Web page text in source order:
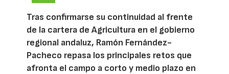
Tras confirmarse su continuidad al frente
de la cartera de Agricultura en el gobierno
regional andaluz, Ramón Fernández-
Pacheco repasa los principales retos que
afronta el campo a corto y medio plazo en